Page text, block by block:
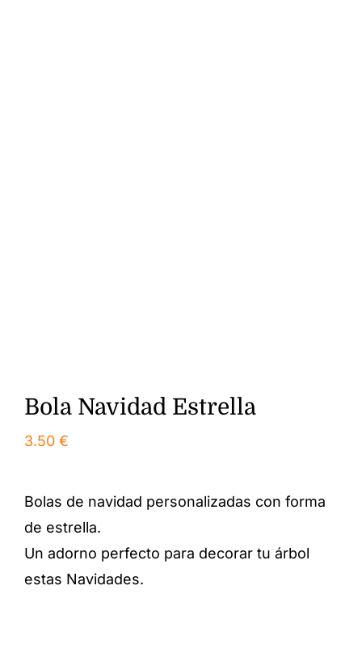
Bola Navidad Estrella
3.50 €
Bolas de navidad personalizadas con forma
de estrella.
Un adorno perfecto para decorar tu árbol
estas Navidades.